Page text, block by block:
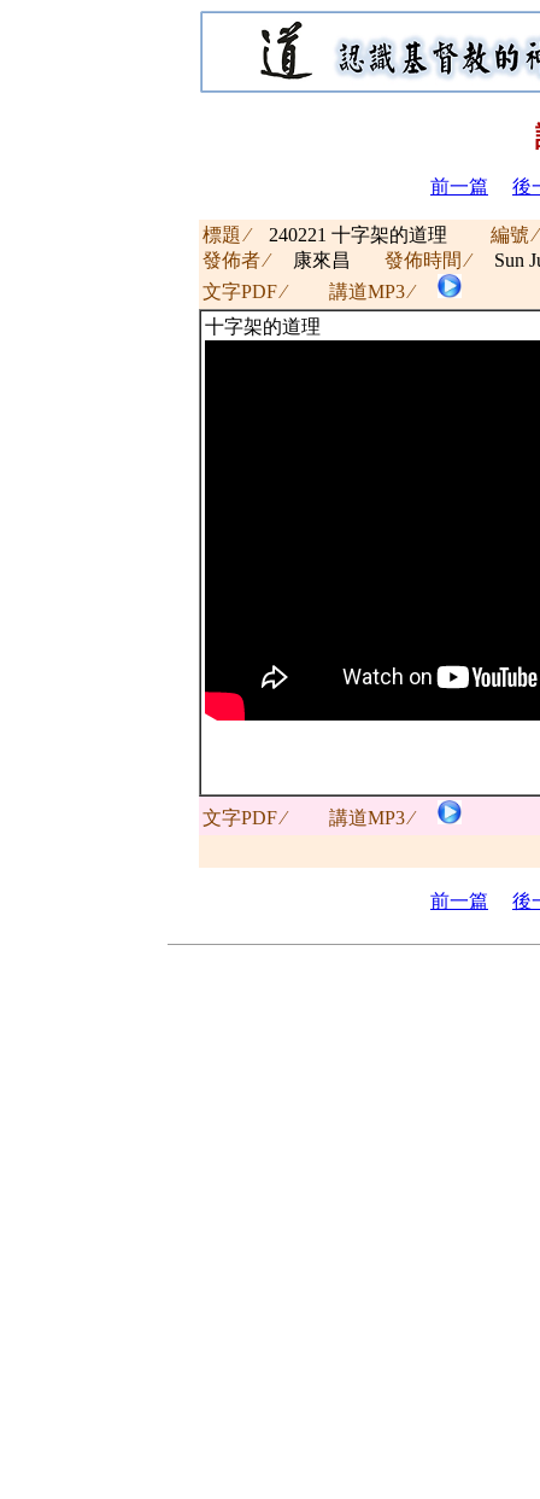
前一篇 後
標題 ∕240221 十字架的道理 編
發佈者 ∕
康來昌 發佈時間 ∕
Sun
文字PDF ∕
講道MP3 ∕
十字架的道理
文字PDF ∕ 講道MP3 ∕
前一篇 後